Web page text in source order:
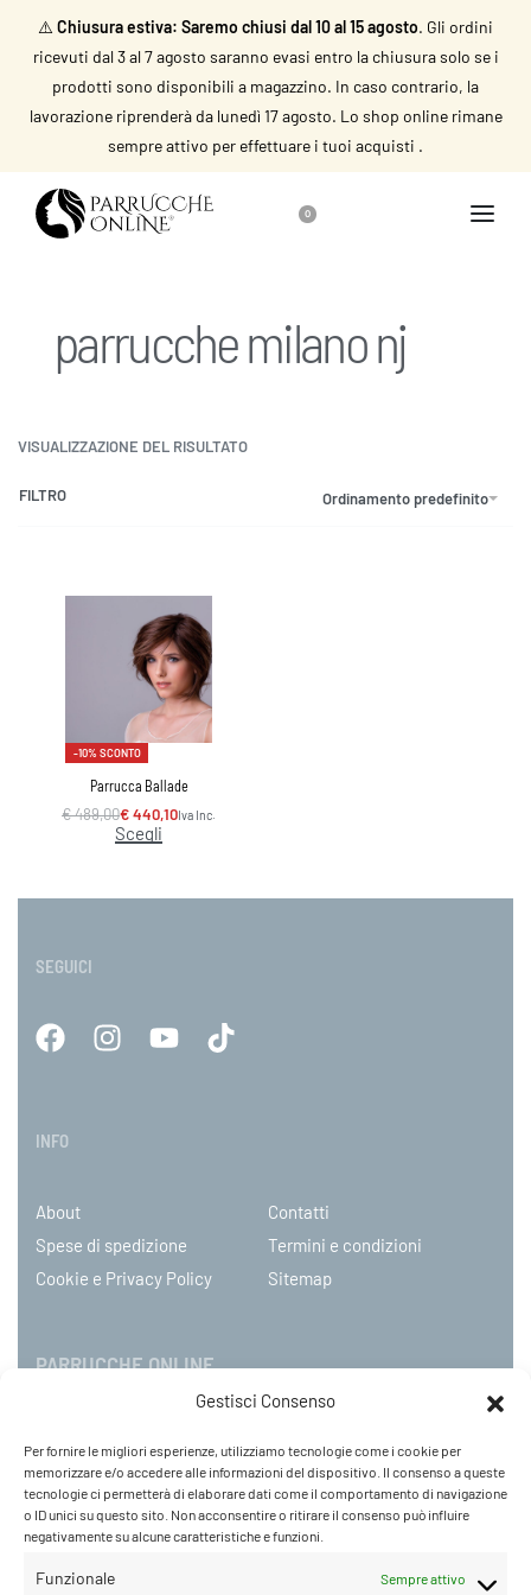
Gestisci Consenso
Per fornire le migliori esperienze, utilizziamo tecnologie come i cookie per
memorizzare e/o accedere alle informazioni del dispositivo. Il consenso a queste
tecnologie ci permetterà di elaborare dati come il comportamento di navigazione
o ID unici su questo sito. Non acconsentire o ritirare il consenso può influire
negativamente su alcune caratteristiche e funzioni.
Funzionale Sempre attivo
⚠️ Chiusura estiva: Saremo chiusi dal 10 al 15 agosto. Gli ordini
ricevuti dal 3 al 7 agosto saranno evasi entro la chiusura solo se i
prodotti sono disponibili a magazzino. In caso contrario, la
lavorazione riprenderà da lunedì 17 agosto. Lo shop online rimane
sempre attivo per effettuare i tuoi acquisti .
0
parrucche milano nj
VISUALIZZAZIONE DEL RISULTATO
Ordinamento predefinito
FILTRO
-10% SCONTO
Parrucca Ballade
€489,00€440,10Iva Inc.
Scegli
SEGUICI
INFO
About
Contatti
Spese di spedizione
Termini e condizioni
Cookie e Privacy Policy
Sitemap
PARRUCCHE ONLINE
C.so Mazzini 31, NOVARA – Italy
Tel: +39 0321 659378 / 393229
WhatsApp: +39 342 9218104
info@parruccheonline.com
PEC –farcaphair@legalmail.it